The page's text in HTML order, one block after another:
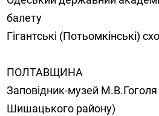
балету
Гігантські (Потьомкінські)
ПОЛТАВЩИНА
Заповідник-музей М.В.Гоголя
Шишацького району)